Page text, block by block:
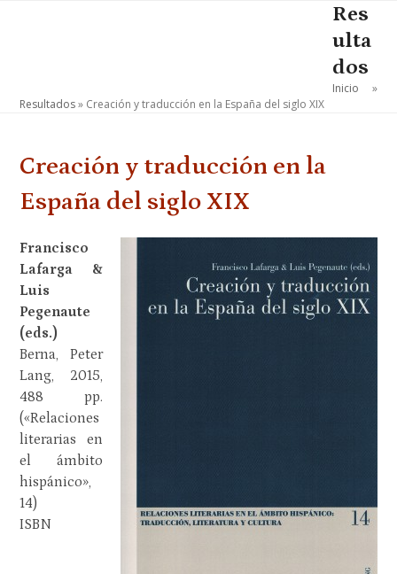
Res
ulta
dos
Inicio »
Resultados» Creación y traducción en la España del siglo XIX
Creación y traducción en la
España del siglo XIX
Francisco
Lafarga &
Luis
Pegenaute
(eds.)
Berna, Peter
Lang, 2015,
488 pp.
(«Relaciones
literarias en
el ámbito
hispánico»,
14)
ISBN